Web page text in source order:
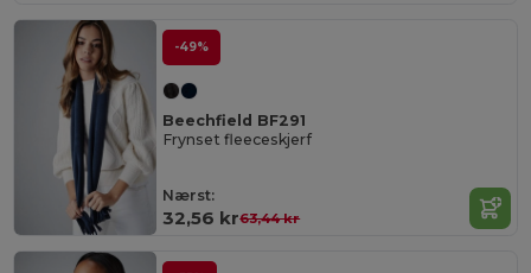
-49%
Beechfield BF291
Frynset fleeceskjerf
Nærst:
32,56 kr63,44 kr